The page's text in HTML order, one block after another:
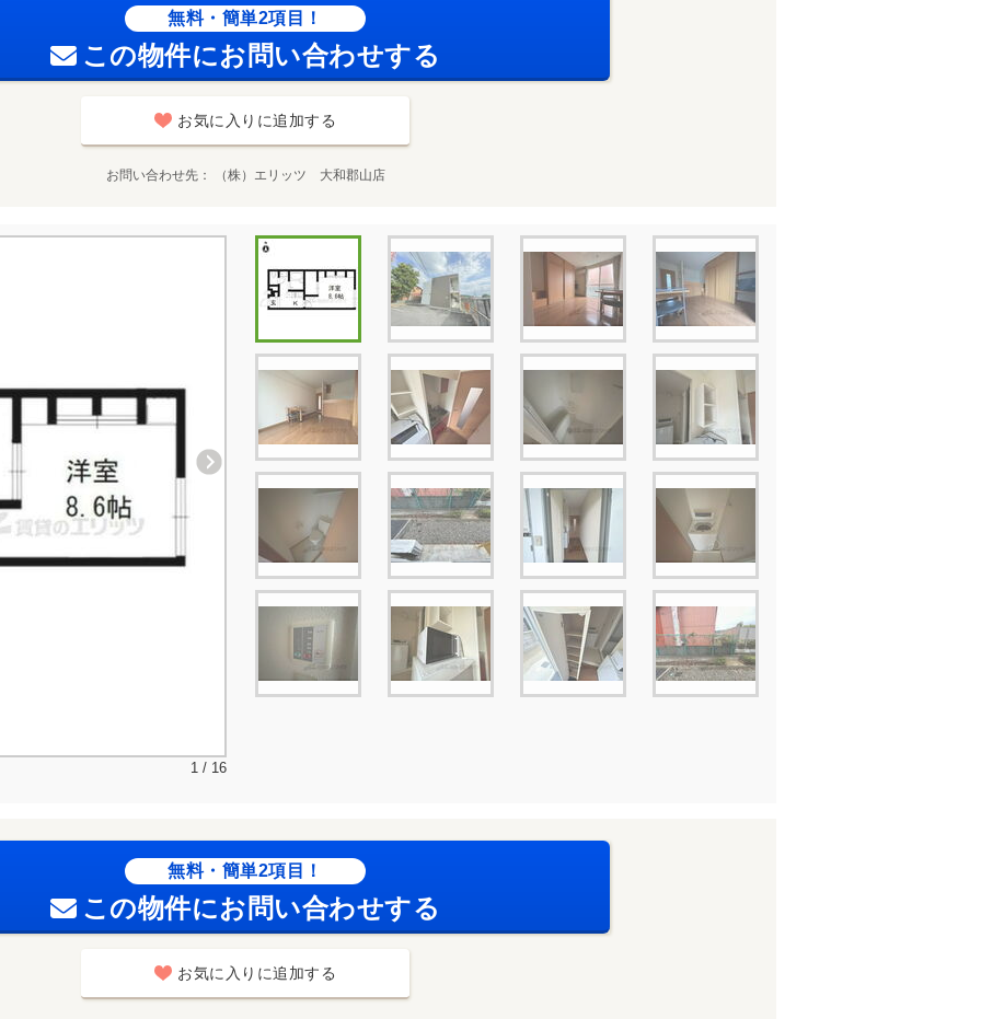
無料・簡単2項目！
この物件にお問い合わせする
お気に入りに追加する
お問い合わせ先 （株）エリッツ 大和郡山店
1 / 16
無料・簡単2項目！
この物件にお問い合わせする
お気に入りに追加する